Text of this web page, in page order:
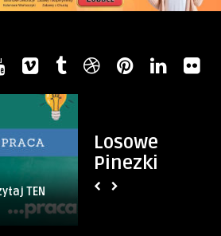
Losowe
Pinezki
TEN